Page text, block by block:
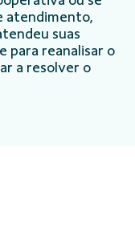
atendimento,
suas
para reanalisar o
a resolver o